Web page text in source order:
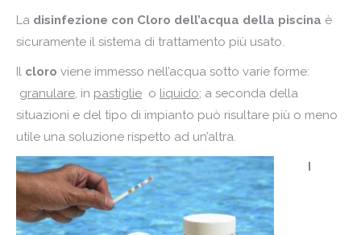
La disinfezione con Cloro dell’acqua della piscina è
sicuramente il sistema di trattamento più usato.
Il cloro viene immesso nell’acqua sotto varie forme:
granulare, in pastiglie o liquido; a seconda della
situazioni e del tipo di impianto può risultare più o meno
utile una soluzione rispetto ad un’altra.
I